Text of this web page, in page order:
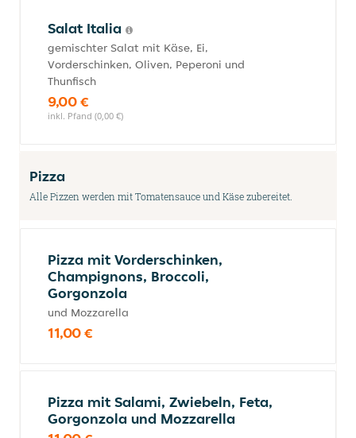
Salat Italia
gemischter Salat mit Käse, Ei,
Vorderschinken, Oliven, Peperoni und
Thunfisch
9,00 €
inkl. Pfand (0,00 €)
Pizza
Alle Pizzen werden mit Tomatensauce und Käse zubereitet.
Pizza mit Vorderschinken,
Champignons, Broccoli,
Gorgonzola
und Mozzarella
11,00 €
Pizza mit Salami, Zwiebeln, Feta,
Gorgonzola und Mozzarella